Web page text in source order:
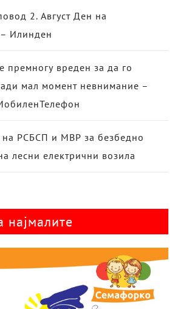
2. Август Ден на
Илинден
премногу вреден за да го
мал момент невнимание –
РСБСП и МВР за безбедно
лесни електрични возила